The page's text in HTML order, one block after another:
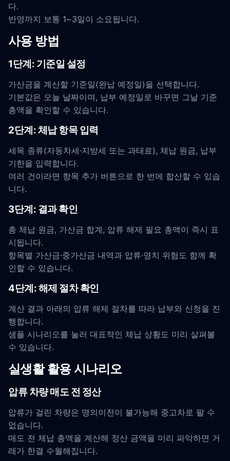
다.
반영까지 보통 1~3일이 소요됩니다.
사용 방법
1단계: 기준일 설정
가산금을 계산할 기준일(완납 예정일)을 선택합니다.
기본값은 오늘 날짜이며, 납부 예정일로 바꾸면 그날 기준
총액을 확인할 수 있습니다.
2단계: 체납 항목 입력
세목 종류(자동차세·지방세 또는 과태료), 체납 원금, 납부
기한을 입력합니다.
여러 건이라면 항목 추가 버튼으로 한 번에 합산할 수 있습
니다.
3단계: 결과 확인
총 체납 원금, 가산금 합계, 압류 해제 필요 총액이 즉시 표
시됩니다.
항목별 가산금·중가산금 내역과 압류·영치 위험도 함께 확
인할 수 있습니다.
4단계: 해제 절차 확인
계산 결과 아래의 압류 해제 절차를 따라 납부와 신청을 진
행합니다.
샘플 시나리오를 눌러 대표적인 체납 상황도 미리 살펴볼
수 있습니다.
실생활 활용 시나리오
압류 차량 매도 전 정산
압류가 걸린 차량은 명의이전이 불가능해 중고차로 팔 수
없습니다.
매도 전 체납 총액을 계산해 정산 금액을 미리 파악하면 거
래가 한결 수월해집니다.